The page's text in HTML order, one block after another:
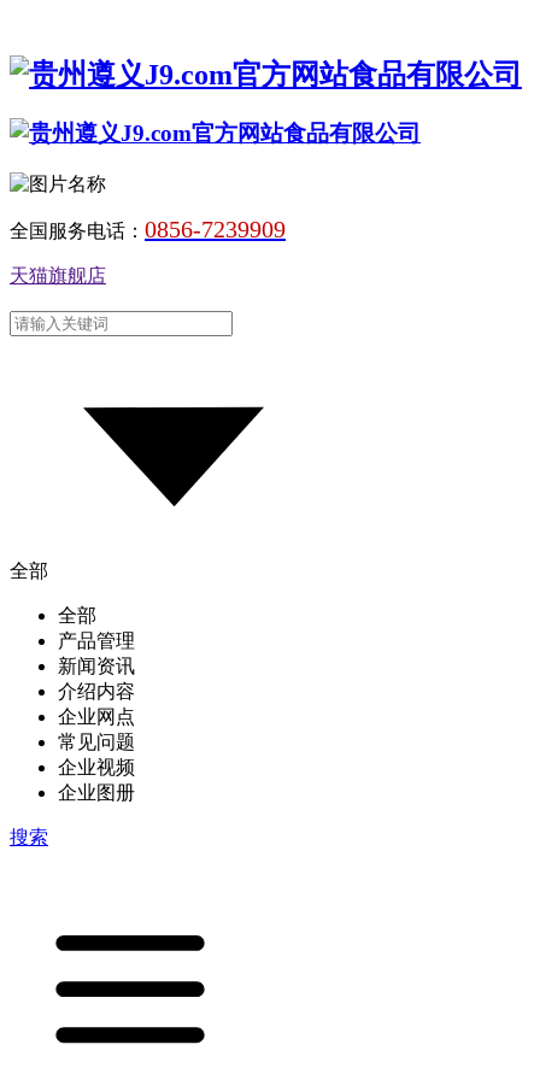
全国服务电话： 0856-7239909
天猫旗舰店
全部
全部
产品管理
新闻资讯
介绍内容
企业网点
常见问题
企业视频
企业图册
搜索